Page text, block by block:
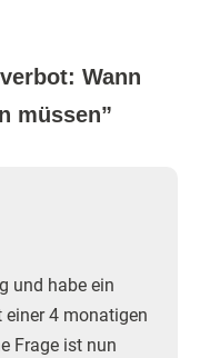
Wann
müssen”
und habe ein
4 monatigen
Frage ist nun